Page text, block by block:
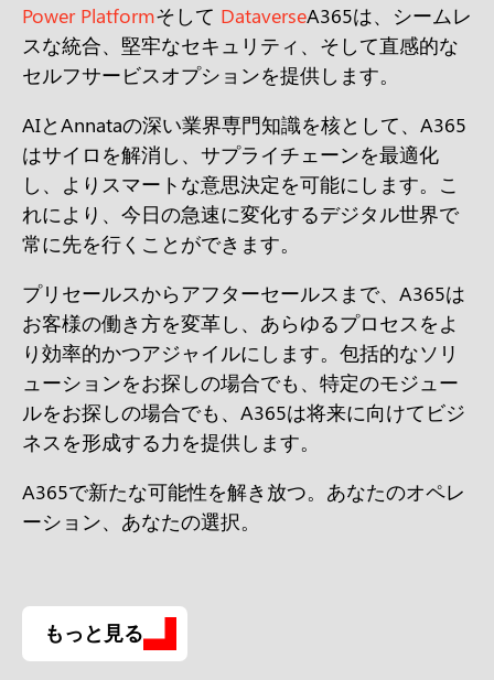
Power Platformそして DataverseA365は、シームレ
スな統合、堅牢なセキュリティ、そして直感的な
セルフサービスオプションを提供します。
AIとAnnataの深い業界専門知識を核として、A365
はサイロを解消し、サプライチェーンを最適化
し、よりスマートな意思決定を可能にします。こ
れにより、今日の急速に変化するデジタル世界で
常に先を行くことができます。
プリセールスからアフターセールスまで、A365は
お客様の働き方を変革し、あらゆるプロセスをよ
り効率的かつアジャイルにします。包括的なソリ
ューションをお探しの場合でも、特定のモジュー
ルをお探しの場合でも、A365は将来に向けてビジ
ネスを形成する力を提供します。
A365で新たな可能性を解き放つ。あなたのオペレ
ーション、あなたの選択。
もっと見る